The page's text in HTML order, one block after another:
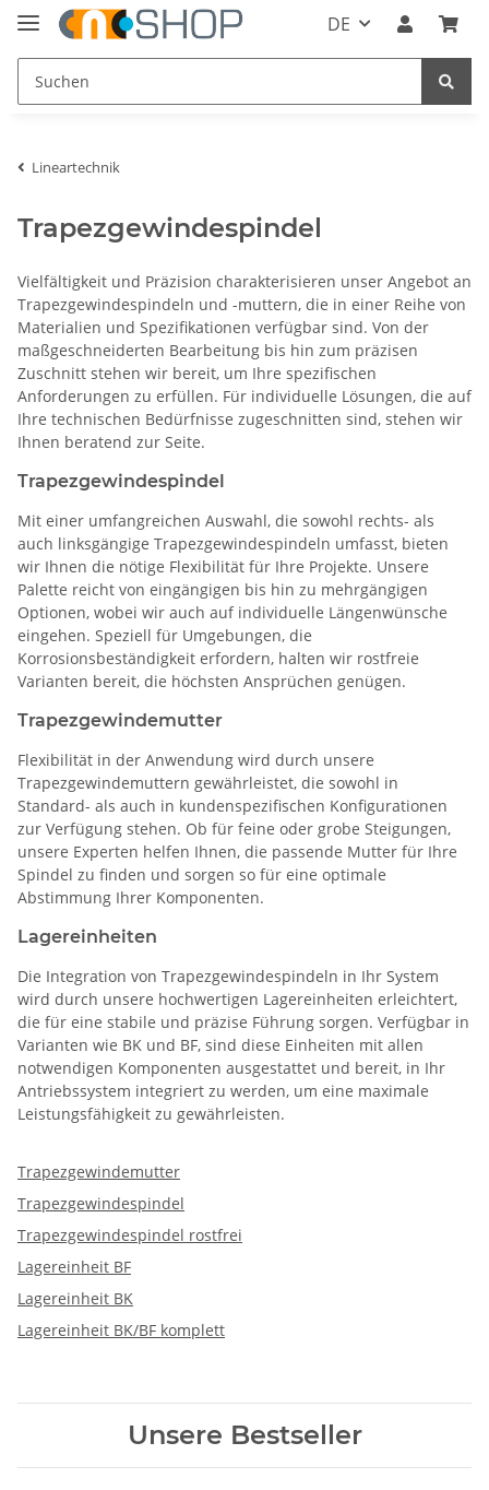
DE
Lineartechnik
Trapezgewindespindel
Vielfältigkeit und Präzision charakterisieren unser Angebot an
Trapezgewindespindeln und -muttern, die in einer Reihe von
Materialien und Spezifikationen verfügbar sind. Von der
maßgeschneiderten Bearbeitung bis hin zum präzisen
Zuschnitt stehen wir bereit, um Ihre spezifischen
Anforderungen zu erfüllen. Für individuelle Lösungen, die auf
Ihre technischen Bedürfnisse zugeschnitten sind, stehen wir
Ihnen beratend zur Seite.
Trapezgewindespindel
Mit einer umfangreichen Auswahl, die sowohl rechts- als
auch linksgängige Trapezgewindespindeln umfasst, bieten
wir Ihnen die nötige Flexibilität für Ihre Projekte. Unsere
Palette reicht von eingängigen bis hin zu mehrgängigen
Optionen, wobei wir auch auf individuelle Längenwünsche
eingehen. Speziell für Umgebungen, die
Korrosionsbeständigkeit erfordern, halten wir rostfreie
Varianten bereit, die höchsten Ansprüchen genügen.
Trapezgewindemutter
Flexibilität in der Anwendung wird durch unsere
Trapezgewindemuttern gewährleistet, die sowohl in
Standard- als auch in kundenspezifischen Konfigurationen
zur Verfügung stehen. Ob für feine oder grobe Steigungen,
unsere Experten helfen Ihnen, die passende Mutter für Ihre
Spindel zu finden und sorgen so für eine optimale
Abstimmung Ihrer Komponenten.
Lagereinheiten
Die Integration von Trapezgewindespindeln in Ihr System
wird durch unsere hochwertigen Lagereinheiten erleichtert,
die für eine stabile und präzise Führung sorgen. Verfügbar in
Varianten wie BK und BF, sind diese Einheiten mit allen
notwendigen Komponenten ausgestattet und bereit, in Ihr
Antriebssystem integriert zu werden, um eine maximale
Leistungsfähigkeit zu gewährleisten.
Trapezgewindemutter
Trapezgewindespindel
Trapezgewindespindel rostfrei
Lagereinheit BF
Lagereinheit BK
Lagereinheit BK/BF komplett
Unsere Bestseller